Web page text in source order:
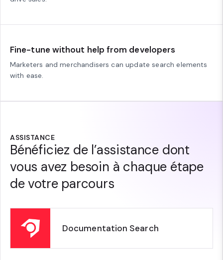
Fine-tune without help from developers
Marketers and merchandisers can update search elements
with ease.
ASSISTANCE
Bénéficiez de l’assistance dont
vous avez besoin à chaque étape
de votre parcours
Documentation Search